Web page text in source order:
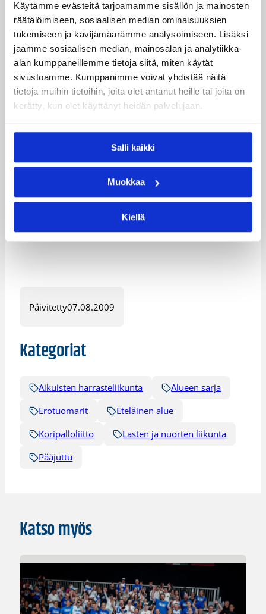
Käytämme evästeitä tarjoamamme sisällön ja mainosten
räätälöimiseen, sosiaalisen median ominaisuuksien
tukemiseen ja kävijämäärämme analysoimiseen. Lisäksi
jaamme sosiaalisen median, mainosalan ja analytiikka-
alan kumppaneillemme tietoja siitä, miten käytät
sivustoamme. Kumppanimme voivat yhdistää näitä
tietoja muihin tietoihin, joita olet antanut heille tai joita on
kerätty, kun olet käyttänyt heidän palvelujaan.
Salli kaikki
Muokkaa
Kiellä
Tiina
Karvonen
tiina.karvonen@koripall
oliitto.fi
Ulla Karlsson
ulla.karlsson@koripallol
iitto.fi
Teemu Ketola
teemu.ketola@kolumbu
s.fi
Heikki
Venhola
heikki.venhola@kapo.ne
t
jondebasket@gmail.co
ismo.tuomisto@luukku.
Päivitetty07.08.2009
Kategoriat
Aikuisten harrasteliikunta
Alueen sarja
Erotuomarit
Eteläinen alue
Koripalloliitto
Lasten ja nuorten liikunta
Pääjuttu
Katso myös